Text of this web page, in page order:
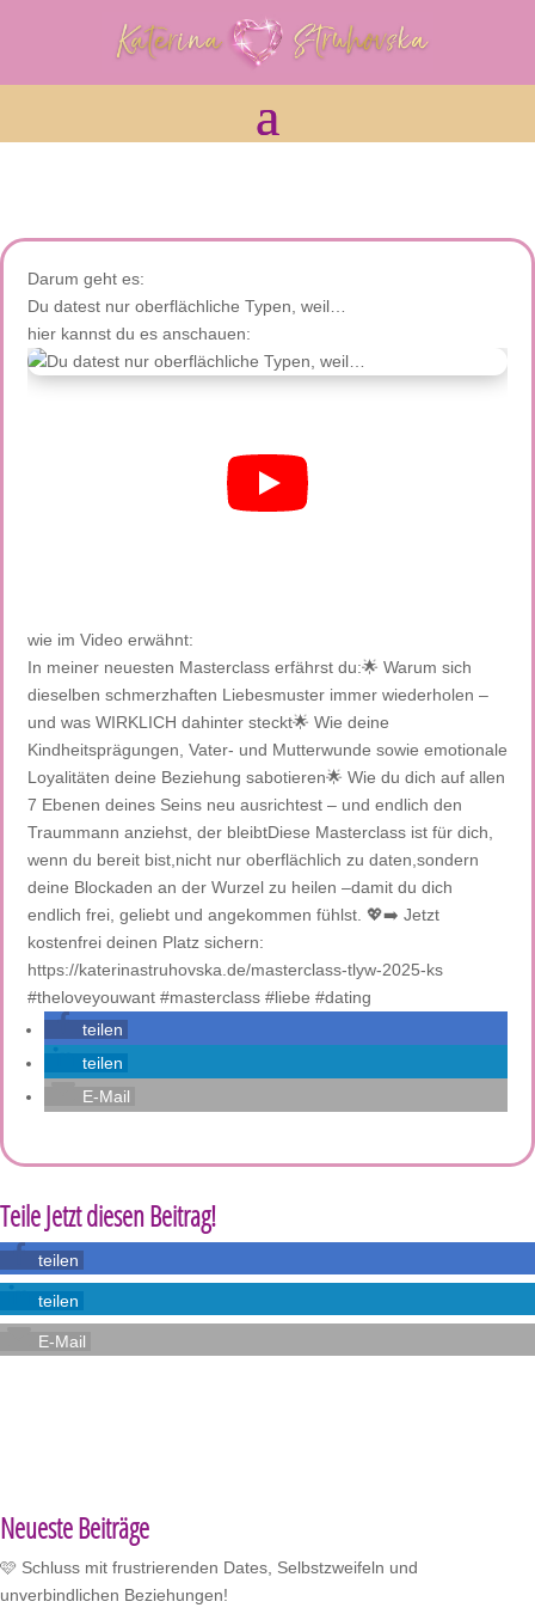
Darum geht es:
Du datest nur oberflächliche Typen, weil…
hier kannst du es anschauen:
wie im Video erwähnt:
In meiner neuesten Masterclass erfährst du:🌟 Warum sich
dieselben schmerzhaften Liebesmuster immer wiederholen –
und was WIRKLICH dahinter steckt🌟 Wie deine
Kindheitsprägungen, Vater- und Mutterwunde sowie emotionale
Loyalitäten deine Beziehung sabotieren🌟 Wie du dich auf allen
7 Ebenen deines Seins neu ausrichtest – und endlich den
Traummann anziehst, der bleibtDiese Masterclass ist für dich,
wenn du bereit bist,nicht nur oberflächlich zu daten,sondern
deine Blockaden an der Wurzel zu heilen –damit du dich
endlich frei, geliebt und angekommen fühlst. 💖➡️ Jetzt
kostenfrei deinen Platz sichern:
https://katerinastruhovska.de/masterclass-tlyw-2025-ks
#theloveyouwant #masterclass #liebe #dating
teilen
teilen
E-Mail
Teile Jetzt diesen Beitrag!
teilen
teilen
E-Mail
Neueste Beiträge
🩷 Schluss mit frustrierenden Dates, Selbstzweifeln und
unverbindlichen Beziehungen!